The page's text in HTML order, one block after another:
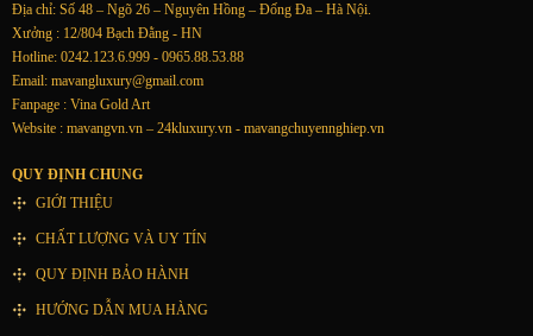
Địa chỉ: Số 48 – Ngõ 26 – Nguyên Hồng – Đống Đa – Hà Nội.
Xưởng : 12/804 Bạch Đằng - HN
Hotline: 0242.123.6.999 - 0965.88.53.88
Email: mavangluxury@gmail.com
Fanpage : Vina Gold Art
Website : mavangvn.vn – 24kluxury.vn - mavangchuyennghiep.vn
QUY ĐỊNH CHUNG
GIỚI THIỆU
CHẤT LƯỢNG VÀ UY TÍN
QUY ĐỊNH BẢO HÀNH
HƯỚNG DẪN MUA HÀNG